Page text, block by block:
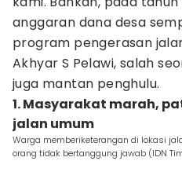
anggaran dana desa
program pengerasan
Akhyar S Pelawi, salah
juga mantan penghulu.
1. Masyarakat marah,
jalan umum
Warga memberiketerangan di lokasi
orang tidak bertanggung jawab (IDN